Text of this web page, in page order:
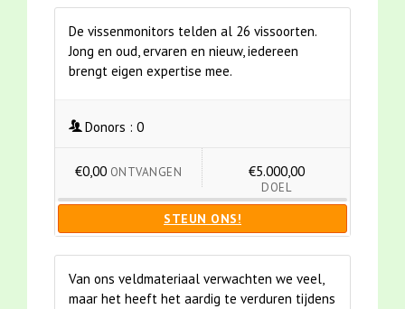
De vissenmonitors telden al 26 vissoorten.
Jong en oud, ervaren en nieuw, iedereen
brengt eigen expertise mee.
Donors : 0
€0,00 ONTVANGEN €5.000,00
DOEL
STEUN ONS!
Van ons veldmateriaal verwachten we veel,
maar het heeft het aardig te verduren tijdens